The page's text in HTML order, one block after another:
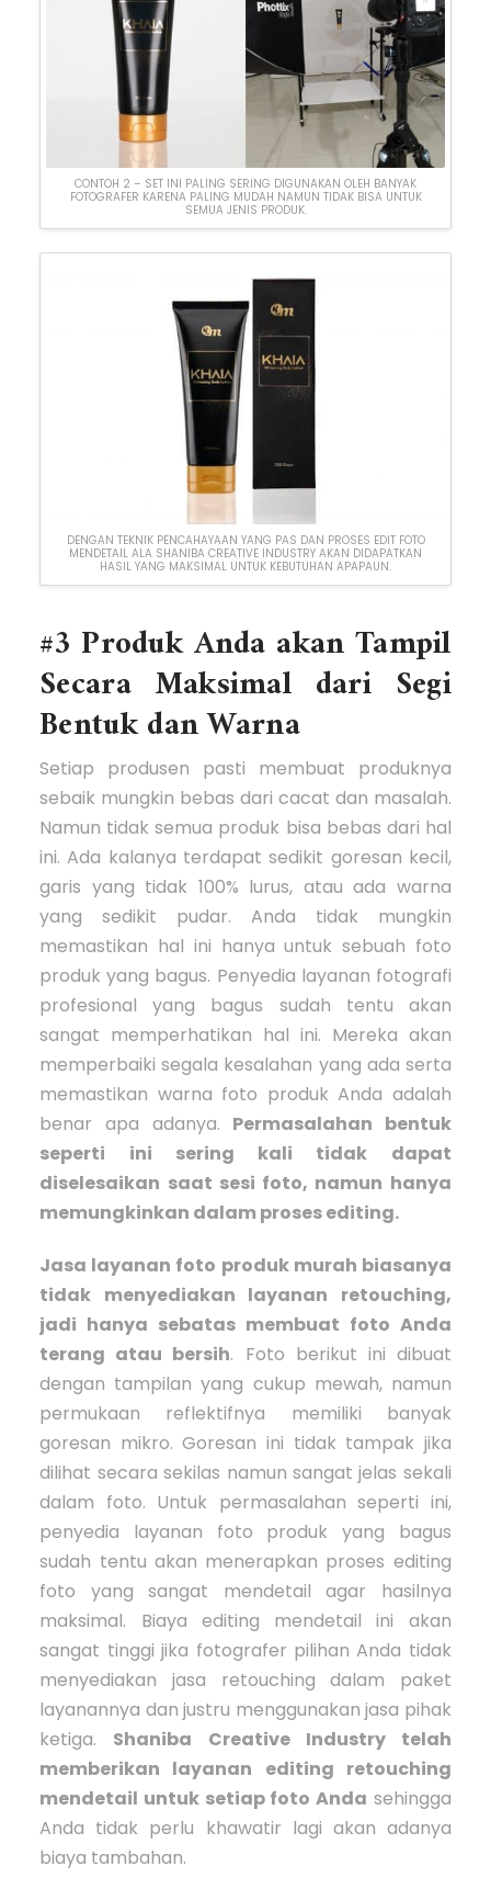
CONTOH 2 – SET INI PALING SERING DIGUNAKAN OLEH BANYAK
FOTOGRAFER KARENA PALING MUDAH NAMUN TIDAK BISA UNTUK
SEMUA JENIS PRODUK.
DENGAN TEKNIK PENCAHAYAAN YANG PAS DAN PROSES EDIT FOTO
MENDETAIL ALA SHANIBA CREATIVE INDUSTRY AKAN DIDAPATKAN
HASIL YANG MAKSIMAL UNTUK KEBUTUHAN APAPAUN.
#3 Produk Anda akan Tampil
Secara Maksimal dari Segi
Bentuk dan Warna
Setiap produsen pasti membuat produknya
sebaik mungkin bebas dari cacat dan masalah.
Namun tidak semua produk bisa bebas dari hal
ini. Ada kalanya terdapat sedikit goresan kecil,
garis yang tidak 100% lurus, atau ada warna
yang sedikit pudar. Anda tidak mungkin
memastikan hal ini hanya untuk sebuah foto
produk yang bagus. Penyedia layanan fotografi
profesional yang bagus sudah tentu akan
sangat memperhatikan hal ini. Mereka akan
memperbaiki segala kesalahan yang ada serta
memastikan warna foto produk Anda adalah
benar apa adanya. Permasalahan bentuk
seperti ini sering kali tidak dapat
diselesaikan saat sesi foto, namun hanya
memungkinkan dalam proses editing.
Jasa layanan foto produk murah biasanya
tidak menyediakan layanan retouching,
jadi hanya sebatas membuat foto Anda
terang atau bersih. Foto berikut ini dibuat
dengan tampilan yang cukup mewah, namun
permukaan reflektifnya memiliki banyak
goresan mikro. Goresan ini tidak tampak jika
dilihat secara sekilas namun sangat jelas sekali
dalam foto. Untuk permasalahan seperti ini,
penyedia layanan foto produk yang bagus
sudah tentu akan menerapkan proses editing
foto yang sangat mendetail agar hasilnya
maksimal. Biaya editing mendetail ini akan
sangat tinggi jika fotografer pilihan Anda tidak
menyediakan jasa retouching dalam paket
layanannya dan justru menggunakan jasa pihak
ketiga. Shaniba Creative Industry telah
memberikan layanan editing retouching
mendetail untuk setiap foto Anda sehingga
Anda tidak perlu khawatir lagi akan adanya
biaya tambahan.